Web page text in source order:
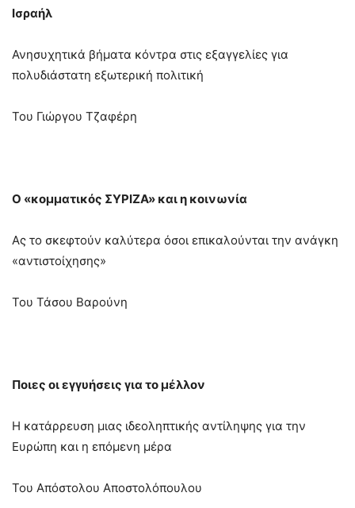
Ισραήλ
Ανησυχητικά βήματα κόντρα στις εξαγγελίες για
πολυδιάστατη εξωτερική πολιτική
Του Γιώργου Τζαφέρη
Ο «κομματικός ΣΥΡΙΖΑ» και η κοινωνία
Ας το σκεφτούν καλύτερα όσοι επικαλούνται την ανάγκη
«αντιστοίχησης»
Του Τάσου Βαρούνη
Ποιες οι εγγυήσεις για το μέλλον
Η κατάρρευση μιας ιδεοληπτικής αντίληψης για την
Ευρώπη και η επόμενη μέρα
Του Απόστολου Αποστολόπουλου